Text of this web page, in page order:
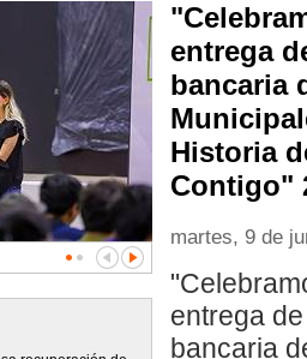
entrega
bancaria
Historia
Contigo"
martes, 9 de
entrega
bancaria